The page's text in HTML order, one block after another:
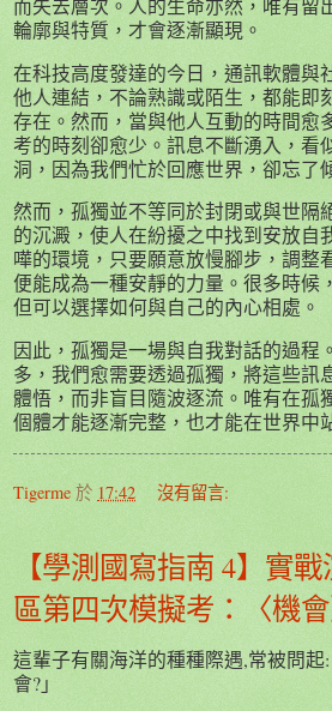
輪廓與特質，才會逐漸顯現。
在科技高度發達的今日，通訊軟體與
他人連結，不論熟識或陌生，都能即
存在。然而，當與他人互動的時間愈
考的時刻卻愈少。訊息不斷湧入，看
洞，因為我們忙於回應世界，卻忘了
然而，孤獨並不等同於封閉或與世隔
的沉澱，使人在紛擾之中找到安放自
嘩的環境，只要願意放慢腳步，調整
便能成為一種安靜的力量。很多時候
但可以選擇如何與自己的內心相處。
因此，孤獨是一場與自我對話的過程
多，我們愈需要透過孤獨，將這些訊
體悟，而非盲目隨波逐流。唯有在孤
個體才能逐漸完整，也才能在世界中
Tigerme 於 17:42 沒有留言:
【學測國寫指南 4】實
區第四次模擬考：〈機會
這輩子有關海洋的種種際遇,常被問
會?」